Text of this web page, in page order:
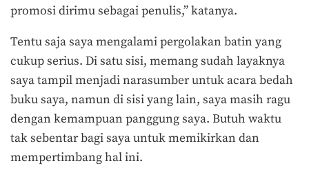
promosi dirimu sebagai penulis,” katanya.
Tentu saja saya mengalami pergolakan batin yang
cukup serius. Di satu sisi, memang sudah layaknya
saya tampil menjadi narasumber untuk acara bedah
buku saya, namun di sisi yang lain, saya masih ragu
dengan kemampuan panggung saya. Butuh waktu
tak sebentar bagi saya untuk memikirkan dan
mempertimbang hal ini.